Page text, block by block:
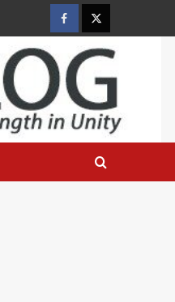
FacebookTwitter